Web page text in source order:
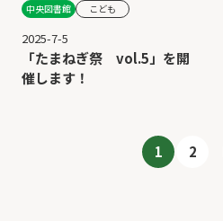
中央図書館 こども
2025-7-5
「たまねぎ祭 vol.5」を開
催します！
1 2